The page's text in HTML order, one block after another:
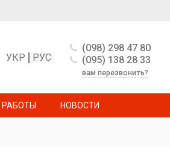
РУС
УКР
(098) 298 47 80
(095) 138 28 33
вам перезвонить?
НОВОСТИ